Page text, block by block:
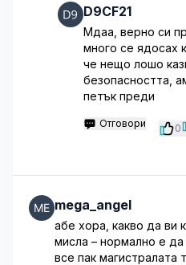
D9CF21
Мдаа, верно си
много се ядосах
че нещо лошо
безопасността,
петък преди
Отговори 0
mega_angel
абе хора, какво да ви
мисла – нормално е да
все пак магистралата